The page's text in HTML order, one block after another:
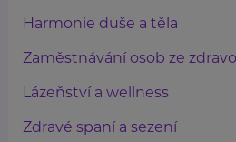
Harmonie duše a těla
Zaměstnávání osob ze
Lázeňství a wellness
Zdravé spaní a sezení